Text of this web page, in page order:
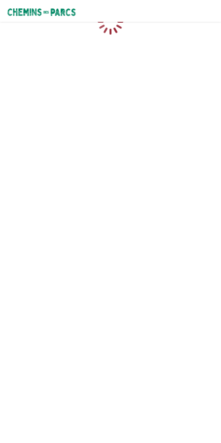
Chemins des Parcs
Loading